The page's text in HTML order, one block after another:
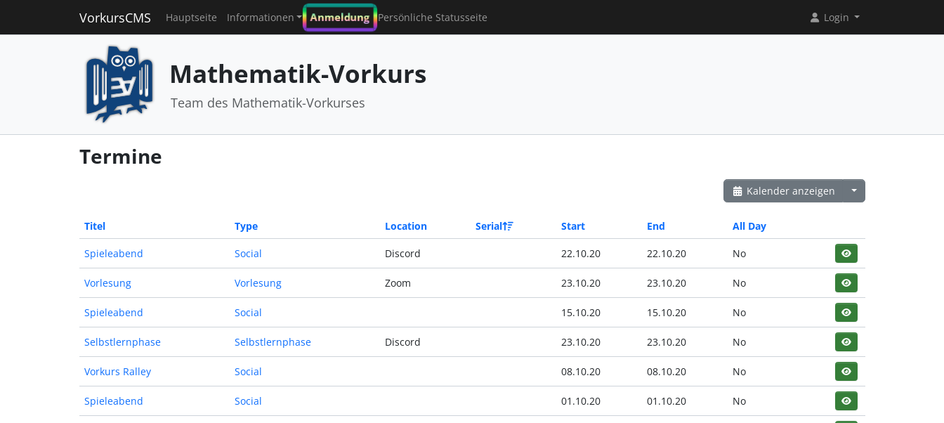
VorkursCMS Hauptseite Informationen Anmeldung Persönliche Statusseite Login
Mathematik-Vorkurs
Team des Mathematik-Vorkurses
Termine
Kalender anzeigen
Titel Type Location Serial Start End All Day
Spieleabend Social Discord 22.10.20 22.10.20 No
Vorlesung Vorlesung Zoom 23.10.20 23.10.20 No
Spieleabend Social 15.10.20 15.10.20 No
Selbstlernphase Selbstlernphase Discord 23.10.20 23.10.20 No
Vorkurs Ralley Social 08.10.20 08.10.20 No
Spieleabend Social 01.10.20 01.10.20 No